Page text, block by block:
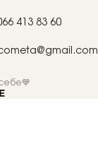
413 83 60